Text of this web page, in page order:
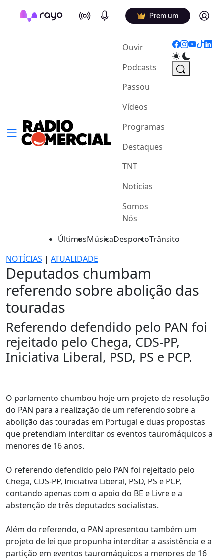
On Air Podcasts Premium Log in
Ouvir(current)
Podcasts
Passou
Vídeos
Programas
Destaques
TNT
Notícias
Somos
Nós
ÚltimasMúsicaDesportoTrânsito
NOTÍCIAS | ATUALIDADE
Deputados chumbam
referendo sobre abolição das
touradas
Referendo defendido pelo PAN foi
rejeitado pelo Chega, CDS-PP,
Iniciativa Liberal, PSD, PS e PCP.
O parlamento chumbou hoje um projeto de resolução
do PAN para a realização de um referendo sobre a
abolição das touradas em Portugal e duas propostas
que pretendiam interditar os eventos tauromáquicos a
menores de 16 anos.
O referendo defendido pelo PAN foi rejeitado pelo
Chega, CDS-PP, Iniciativa Liberal, PSD, PS e PCP,
contando apenas com o apoio do BE e Livre e a
abstenção de três deputados socialistas.
Além do referendo, o PAN apresentou também um
projeto de lei que propunha interditar a assistência e a
partição em eventos tauromáquicos a menores de 16